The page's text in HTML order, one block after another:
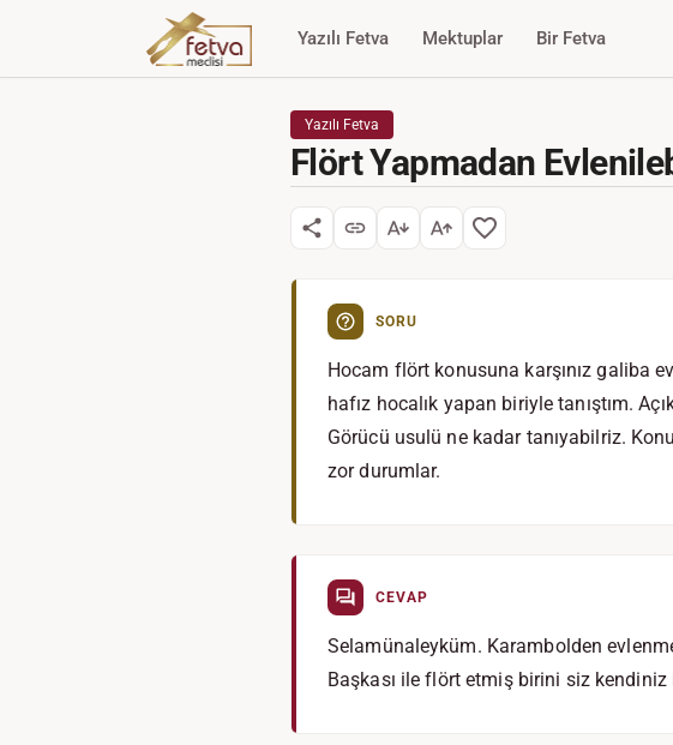
Yazılı Fetva Mektuplar Bir Fetva
Yazılı Fetva
Flört Yapmadan
SORU
Hocam flört konusuna karşınız galiba
hafız hocalık yapan biriyle tanıştım.
Görücü usulü ne kadar tanıyabilriz.
zor durumlar.
CEVAP
Selamünaleyküm. Karambolden
Başkası ile flört etmiş birini siz